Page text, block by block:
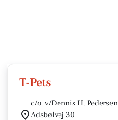
T-Pets
c/o. v/Dennis H. Pedersen
Adsbølvej 30